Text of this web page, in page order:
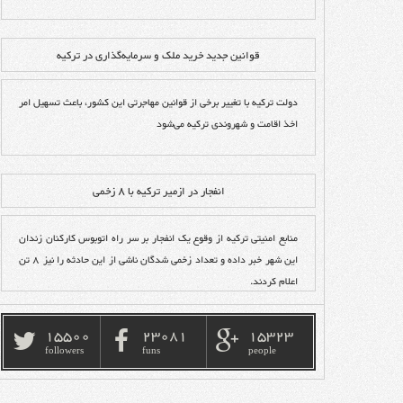
قوانین جدید خرید ملک و سرمایه‌گذاری در ترکیه
دولت ترکیه با تغییر برخی از قوانین مهاجرتی این کشور، باعث تسهیل امر
اخذ اقامت و شهروندی ترکیه می‌شود
انفجار در ازمیر ترکیه با ۸ زخمی
منابع امنیتی ترکیه از وقوع یک انفجار بر سر راه اتوبوس کارکنان زندان
این شهر خبر داده و تعداد زخمی شدگان ناشی از این حادثه را نیز ۸ تن
اعلام کردند.
15500
followers
23081
funs
15323
people